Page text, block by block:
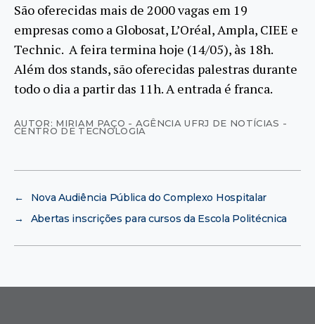
São oferecidas mais de 2000 vagas em 19
empresas como a Globosat, L’Oréal, Ampla, CIEE e
Technic. A feira termina hoje (14/05), às 18h.
Além dos stands, são oferecidas palestras durante
todo o dia a partir das 11h. A entrada é franca.
AUTOR: MIRIAM PAÇO - AGÊNCIA UFRJ DE NOTÍCIAS -
CENTRO DE TECNOLOGIA
←
Nova Audiência Pública do Complexo Hospitalar
→
Abertas inscrições para cursos da Escola Politécnica